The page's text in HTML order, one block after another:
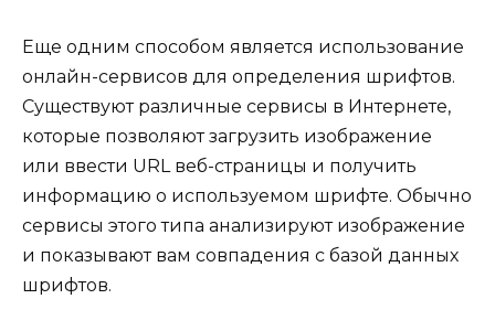
Еще одним способом является использование
онлайн-сервисов для определения шрифтов.
Существуют различные сервисы в Интернете,
которые позволяют загрузить изображение
или ввести URL веб-страницы и получить
информацию о используемом шрифте. Обычно
сервисы этого типа анализируют изображение
и показывают вам совпадения с базой данных
шрифтов.